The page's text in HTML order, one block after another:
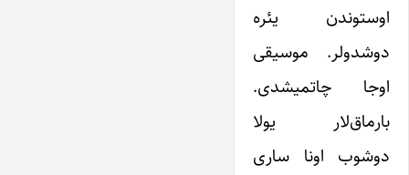
اوستوندن یئره
دوشدولر. موسیقی
اوجا چاتمیشدی.
بارماق‌لار یولا
دوشوب اونا ساری